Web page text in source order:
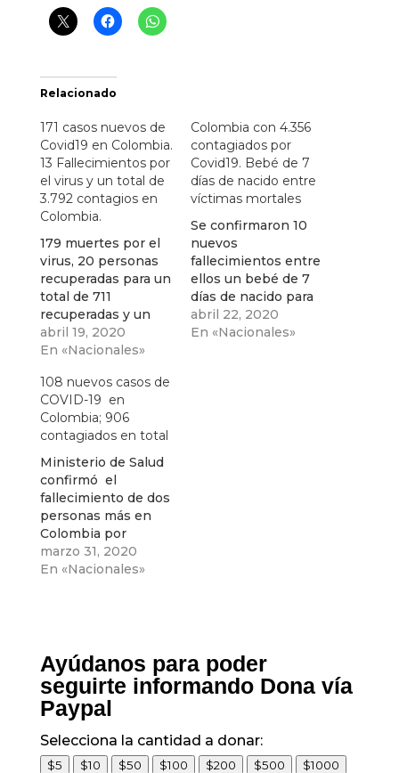
Relacionado
171 casos nuevos de
Covid19 en Colombia.
13 Fallecimientos por
el virus y un total de
3.792 contagios en
Colombia.
179 muertes por el
virus, 20 personas
recuperadas para un
total de 711
recuperadas y un
total de 3.792
contagios en
pruebas realizadas
en las últimas horas
.
abril 19, 2020
En «Nacionales»
Colombia con 4.356
contagiados por
Covid19. Bebé de 7
días de nacido entre
víctimas mortales
Se confirmaron 10
nuevos
fallecimientos entre
ellos un bebé de 7
días de nacido para
un total de 206
muertes por el virus
abril 22, 2020
En «Nacionales»
108 nuevos casos de
COVID-19 en
Colombia; 906
contagiados en total
Ministerio de Salud
confirmó el
fallecimiento de dos
personas más en
Colombia por
cuenta del virus.
marzo 31, 2020
En «Nacionales»
Ayúdanos para poder
seguirte informando Dona vía
Paypal
Selecciona la cantidad a donar:
$5 $10 $50 $100 $200 $500 $1000